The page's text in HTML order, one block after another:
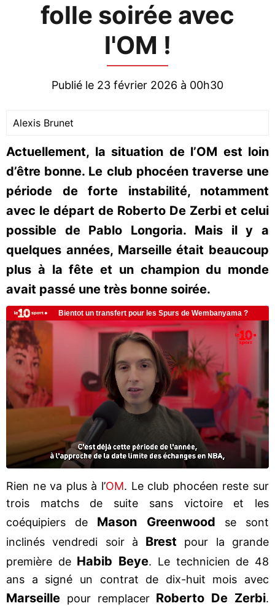
folle soirée avec
l'OM !
Publié le 23 février 2026 à 00h30
Alexis Brunet
Actuellement, la situation de l’OM est loin
d’être bonne. Le club phocéen traverse une
période de forte instabilité, notamment
avec le départ de Roberto De Zerbi et celui
possible de Pablo Longoria. Mais il y a
quelques années, Marseille était beaucoup
plus à la fête et un champion du monde
avait passé une très bonne soirée.
Rien ne va plus à l’OM. Le club phocéen reste sur
trois matchs de suite sans victoire et les
coéquipiers de Mason Greenwood
se sont
inclinés vendredi soir à Brest pour la grande
première de Habib Beye. Le technicien de 48
ans a signé un contrat de dix-huit mois avec
Marseille pour remplacerRoberto De Zerbi.